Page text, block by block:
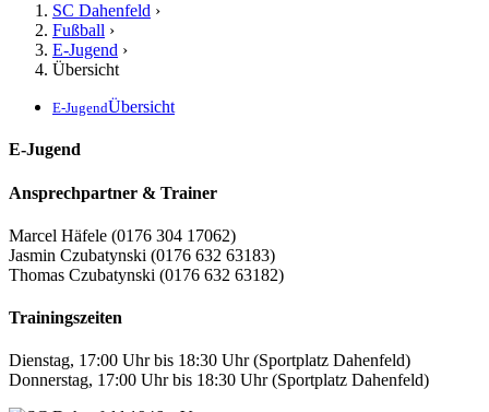
SC Dahenfeld ›
Fußball ›
E-Jugend ›
Übersicht
E-JugendÜbersicht
E-Jugend
Ansprechpartner & Trainer
Marcel Häfele (0176 304 17062)
Jasmin Czubatynski (0176 632 63183)
Thomas Czubatynski (0176 632 63182)
Trainingszeiten
Dienstag, 17:00 Uhr bis 18:30 Uhr (Sportplatz Dahenfeld)
Donnerstag, 17:00 Uhr bis 18:30 Uhr (Sportplatz Dahenfeld)